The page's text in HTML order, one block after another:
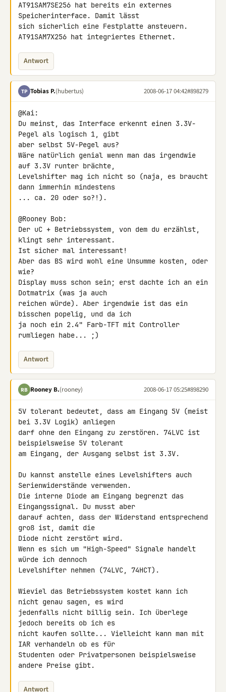
AT91SAM7SE256 hat bereits ein externes
Speicherinterface. Damit lässt
sich sicherlich eine Festplatte ansteuern.
AT91SAM7X256 hat integriertes Ethernet.
Antwort
TP Tobias P.(hubertus) 2008-06-17 04:42#898279
@Kai:
Du meinst, das Interface erkennt einen 3.3V-
Pegel als logisch 1, gibt
aber selbst 5V-Pegel aus?
Wäre natürlich genial wenn man das irgendwie
auf 3.3V runter brächte,
Levelshifter mag ich nicht so (naja, es braucht
dann immerhin mindestens
... ca. 20 oder so?!).
@Rooney Bob:
Der uC + Betriebssystem, von dem du erzählst,
klingt sehr interessant.
Ist sicher mal interessant!
Aber das BS wird wohl eine Unsumme kosten, oder
wie?
Display muss schon sein; erst dachte ich an ein
Dotmatrix (was ja auch
reichen würde). Aber irgendwie ist das ein
bisschen popelig, und da ich
ja noch ein 2.4" Farb-TFT mit Controller
rumliegen habe... ;)
Antwort
RB Rooney B.(rooney) 2008-06-17 05:25#898290
5V tolerant bedeutet, dass am Eingang 5V (meist
bei 3.3V Logik) anliegen
darf ohne den Eingang zu zerstören. 74LVC ist
beispielsweise 5V tolerant
am Eingang, der Ausgang selbst ist 3.3V.
Du kannst anstelle eines Levelshifters auch
Serienwiderstände verwenden.
Die interne Diode am Eingang begrenzt das
Eingangssignal. Du musst aber
darauf achten, dass der Widerstand entsprechend
groß ist, damit die
Diode nicht zerstört wird.
Wenn es sich um "High-Speed" Signale handelt
würde ich dennoch
Levelshifter nehmen (74LVC, 74HCT).
Wieviel das Betriebssystem kostet kann ich
nicht genau sagen, es wird
jedenfalls nicht billig sein. Ich überlege
jedoch bereits ob ich es
nicht kaufen sollte... Vielleicht kann man mit
IAR verhandeln ob es für
Studenten oder Privatpersonen beispielsweise
andere Preise gibt.
Antwort